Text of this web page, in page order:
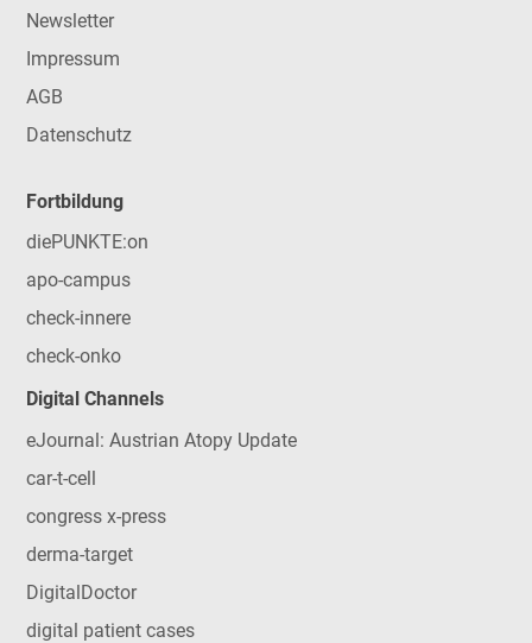
Newsletter
Impressum
AGB
Datenschutz
Fortbildung
diePUNKTE:on
apo-campus
check-innere
check-onko
Digital Channels
eJournal: Austrian Atopy Update
car-t-cell
congress x-press
derma-target
DigitalDoctor
digital patient cases